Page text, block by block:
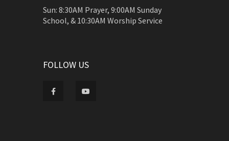
Sun: 8:30AM Prayer, 9:00AM Sunday
School, & 10:30AM Worship Service
FOLLOW US